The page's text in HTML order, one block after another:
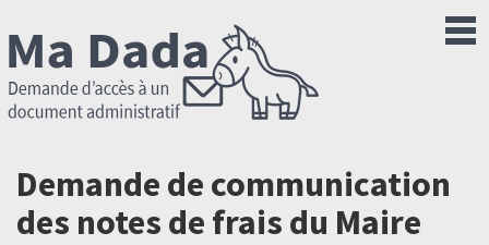
Demande de communication
des notes de frais du Maire